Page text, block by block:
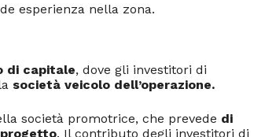
esperienza nella zona.
di capitale, dove gli investitori di
società veicolo dell’operazione.
società promotrice, che prevede di
. Il contributo degli investitori di